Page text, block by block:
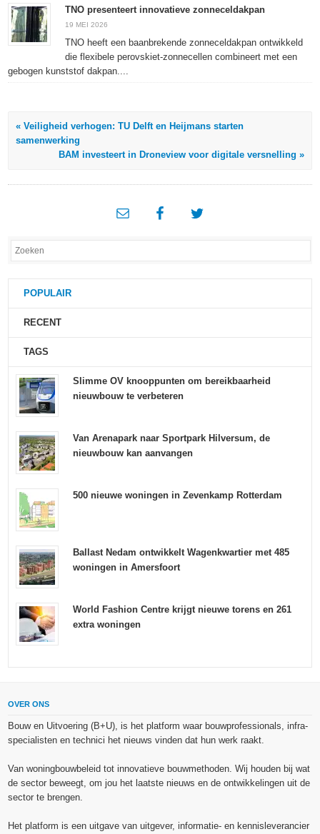
TNO presenteert innovatieve zonneceldakpan
19 MEI 2026
TNO heeft een baanbrekende zonneceldakpan ontwikkeld
die flexibele perovskiet-zonnecellen combineert met een
gebogen kunststof dakpan....
« Veiligheid verhogen: TU Delft en Heijmans starten
samenwerking
BAM investeert in Droneview voor digitale versnelling »
POPULAIR
RECENT
TAGS
Slimme OV knooppunten om bereikbaarheid
nieuwbouw te verbeteren
Van Arenapark naar Sportpark Hilversum, de
nieuwbouw kan aanvangen
500 nieuwe woningen in Zevenkamp Rotterdam
Ballast Nedam ontwikkelt Wagenkwartier met 485
woningen in Amersfoort
World Fashion Centre krijgt nieuwe torens en 261
extra woningen
OVER ONS
Bouw en Uitvoering (B+U), is het platform waar bouwprofessionals, infra-
specialisten en technici het nieuws vinden dat hun werk raakt.
Van woningbouwbeleid tot innovatieve bouwmethoden. Wij houden bij wat
de sector beweegt, om jou het laatste nieuws en de ontwikkelingen uit de
sector te brengen.
Het platform is een uitgave van uitgever, informatie- en kennisleverancier